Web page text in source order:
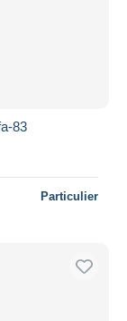
83
Particulier